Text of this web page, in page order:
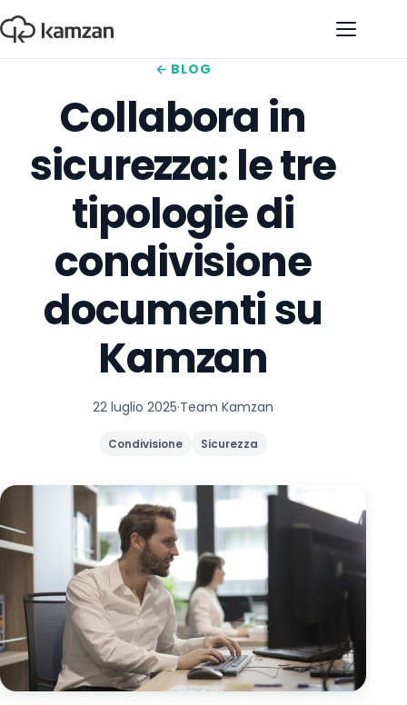
Apri il
← BLOG
Collabora in
sicurezza: le tre
tipologie di
condivisione
documenti su
Kamzan
22 luglio 2025·Team Kamzan
Condivisione Sicurezza